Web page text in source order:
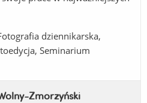
dziennikarska,
Seminarium
Zmorzyński